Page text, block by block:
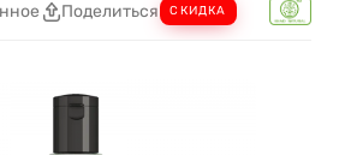
Поделиться СКИДКА